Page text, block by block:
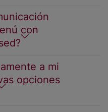
con
a mi
opciones